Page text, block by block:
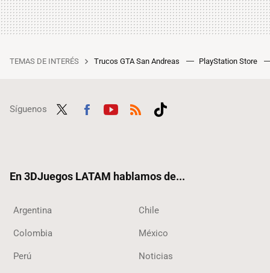
TEMAS DE INTERÉS Trucos GTA San Andreas PlayStation Store
Síguenos
En 3DJuegos LATAM hablamos de...
Argentina Chile
Colombia México
Perú Noticias